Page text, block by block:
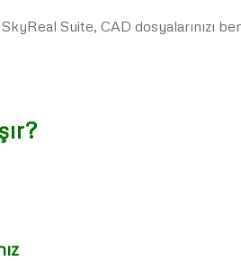
Suite, CAD dosyalarınızı